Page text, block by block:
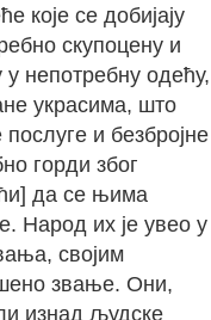
које се добијају
скупоцену и
у непотребну одећу,
украсима, што
и безбројне
горди због
да се њима
Народ их је увео у
својим
звање. Они,
изнад људске